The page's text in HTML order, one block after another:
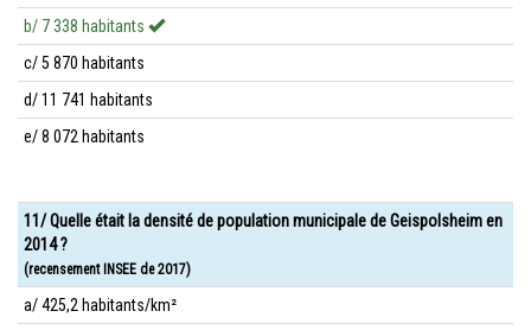
b/ 7 338 habitants
c/ 5 870 habitants
d/ 11 741 habitants
e/ 8 072 habitants
11/ Quelle était la densité de population municipale de Geispolsheim en
2014 ?
(recensement INSEE de 2017)
a/ 425,2 habitants/km²